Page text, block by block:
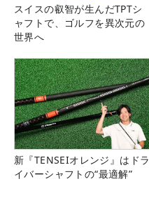
スイスの叡智が生んだTPTシ
ャフトで、ゴルフを異次元の
世界へ
新『TENSEIオレンジ』はドラ
イバーシャフトの“最適解”